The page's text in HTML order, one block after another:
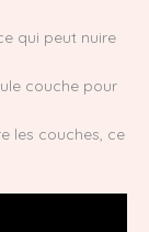
qui peut nuire
couche pour
les couches, ce